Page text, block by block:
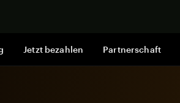
Jetzt bezahlen Partnerschaft